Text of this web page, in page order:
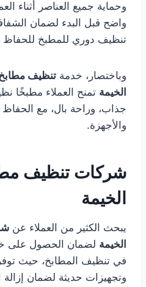
وحماية جميع العناصر أثناء
واضح قبل البدء لضمان
تنظيف دوري للمطبخ للحفاظ
وباختصار، خدمة تنظيف
الخيمة تمنح العملاء مطبخًا
جذاب، وراحة بال، مع
والأجهزة.
شركات تنظيف
الخيمة
يبحث الكثير من العملاء عن
الخيمة لضمان الحصول على
في تنظيف المطابخ، حيث
وتجهيزات حديثة لضمان إزالة